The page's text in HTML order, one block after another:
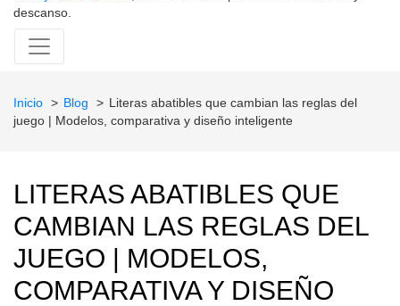
descanso.
Inicio Blog
Literas abatibles que cambian las reglas del
juego | Modelos, comparativa y diseño inteligente
LITERAS ABATIBLES QUE
CAMBIAN LAS REGLAS DEL
JUEGO | MODELOS,
COMPARATIVA Y DISEÑO